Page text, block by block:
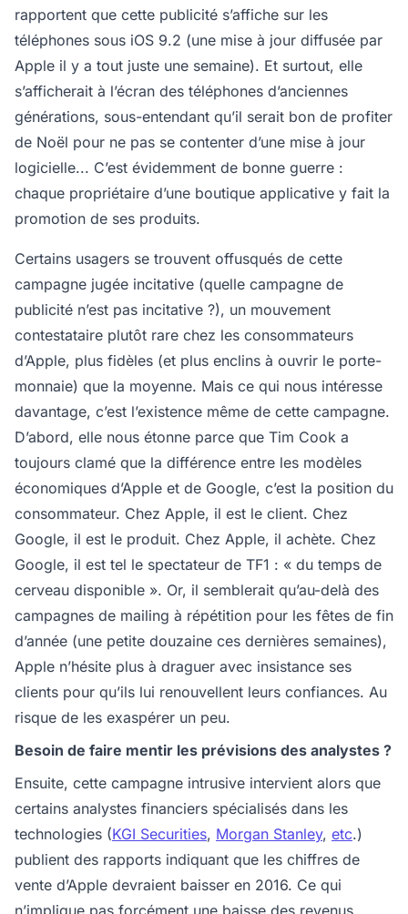
rapportent que cette publicité s’affiche sur les
téléphones sous iOS 9.2 (une mise à jour diffusée par
Apple il y a tout juste une semaine). Et surtout, elle
s’afficherait à l’écran des téléphones d’anciennes
générations, sous-entendant qu’il serait bon de profiter
de Noël pour ne pas se contenter d’une mise à jour
logicielle... C’est évidemment de bonne guerre :
chaque propriétaire d’une boutique applicative y fait la
promotion de ses produits.
Certains usagers se trouvent offusqués de cette
campagne jugée incitative (quelle campagne de
publicité n’est pas incitative ?), un mouvement
contestataire plutôt rare chez les consommateurs
d’Apple, plus fidèles (et plus enclins à ouvrir le porte-
monnaie) que la moyenne. Mais ce qui nous intéresse
davantage, c’est l’existence même de cette campagne.
D’abord, elle nous étonne parce que Tim Cook a
toujours clamé que la différence entre les modèles
économiques d’Apple et de Google, c’est la position du
consommateur. Chez Apple, il est le client. Chez
Google, il est le produit. Chez Apple, il achète. Chez
Google, il est tel le spectateur de TF1 : « du temps de
cerveau disponible ». Or, il semblerait qu’au-delà des
campagnes de mailing à répétition pour les fêtes de fin
d’année (une petite douzaine ces dernières semaines),
Apple n’hésite plus à draguer avec insistance ses
clients pour qu’ils lui renouvellent leurs confiances. Au
risque de les exaspérer un peu.
Besoin de faire mentir les prévisions des analystes ?
Ensuite, cette campagne intrusive intervient alors que
certains analystes financiers spécialisés dans les
technologies (KGI Securities, Morgan Stanley, etc.)
publient des rapports indiquant que les chiffres de
vente d’Apple devraient baisser en 2016. Ce qui